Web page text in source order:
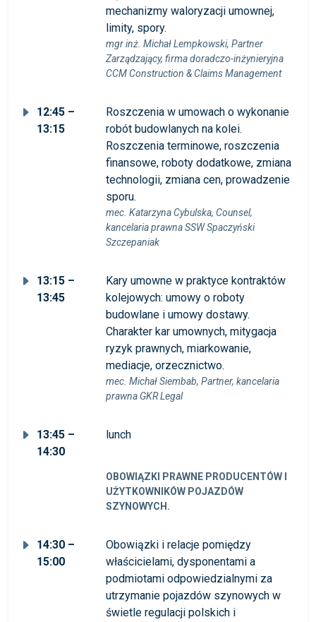
mechanizmy waloryzacji umownej,
limity, spory.
mgr inż. Michał Lempkowski, Partner
Zarządzający, firma doradczo-inżynieryjna
CCM Construction & Claims Management
12:45 –
13:15
Roszczenia w umowach o wykonanie
robót budowlanych na kolei.
Roszczenia terminowe, roszczenia
finansowe, roboty dodatkowe, zmiana
technologii, zmiana cen, prowadzenie
sporu.
mec. Katarzyna Cybulska, Counsel,
kancelaria prawna SSW Spaczyński
Szczepaniak
13:15 –
13:45
Kary umowne w praktyce kontraktów
kolejowych: umowy o roboty
budowlane i umowy dostawy.
Charakter kar umownych, mitygacja
ryzyk prawnych, miarkowanie,
mediacje, orzecznictwo.
mec. Michał Siembab, Partner, kancelaria
prawna GKR Legal
13:45 –
14:30
lunch
OBOWIĄZKI PRAWNE PRODUCENTÓW I
UŻYTKOWNIKÓW POJAZDÓW
SZYNOWYCH.
14:30 –
15:00
Obowiązki i relacje pomiędzy
właścicielami, dysponentami a
podmiotami odpowiedzialnymi za
utrzymanie pojazdów szynowych w
świetle regulacji polskich i